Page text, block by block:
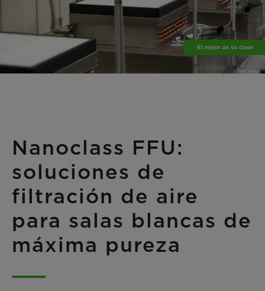
Nanoclass FFU:
soluciones de
filtración de aire
para salas blancas de
máxima pureza